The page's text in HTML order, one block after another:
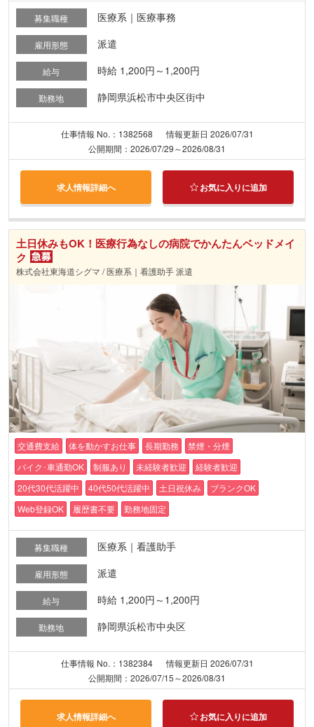
募集職種 医療系｜医療事務
雇用形態 派遣
給与 時給 1,200円～1,200円
勤務地 静岡県浜松市中央区街中
仕事情報 No.：1382568
情報更新日 2026/07/31
公開期間：2026/07/29～2026/08/31
求人情報詳細へ お気に入りに追加
土日休みもOK！医療行為なしの病院でかんたんベッドメイ
ク
株式会社東海道シグマ / 医療系｜看護助手 派遣
交通費支給 体を動かすお仕事 長期勤務
禁煙・分煙
バイク･車通勤OK
制服あり 未経験者歓迎
経験者歓迎
20代30代活躍中
40代50代活躍中 土日祝休み
ブランクOK
Web登録OK
履歴書不要 勤務地固定
募集職種 医療系｜看護助手
雇用形態 派遣
給与 時給 1,200円～1,200円
勤務地 静岡県浜松市中央区
仕事情報 No.：1382384
情報更新日 2026/07/31
公開期間：2026/07/15～2026/08/31
求人情報詳細へ お気に入りに追加